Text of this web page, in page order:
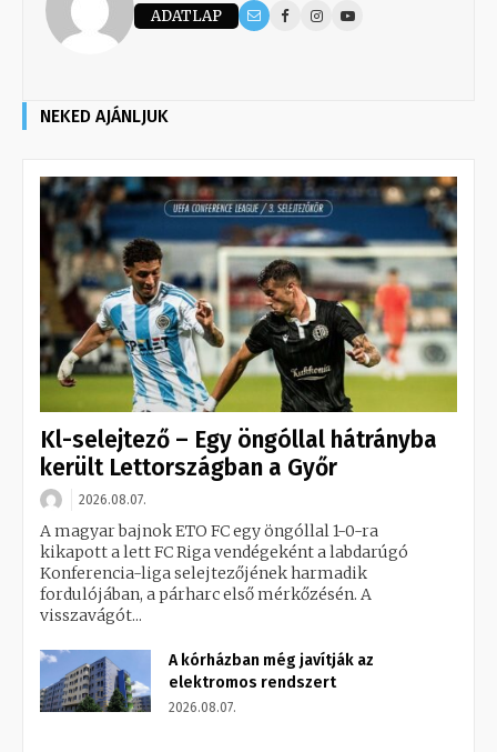
ADATLAP
NEKED AJÁNLJUK
Kl-selejtező – Egy öngóllal hátrányba
került Lettországban a Győr
2026.08.07.
A magyar bajnok ETO FC egy öngóllal 1-0-ra
kikapott a lett FC Riga vendégeként a labdarúgó
Konferencia-liga selejtezőjének harmadik
fordulójában, a párharc első mérkőzésén. A
visszavágót...
A kórházban még javítják az
elektromos rendszert
2026.08.07.